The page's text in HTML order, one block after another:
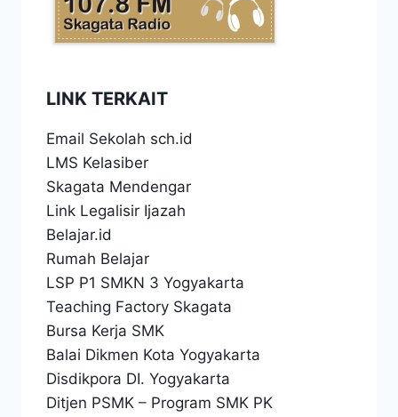
LINK TERKAIT
Email Sekolah sch.id
LMS Kelasiber
Skagata Mendengar
Link Legalisir Ijazah
Belajar.id
Rumah Belajar
LSP P1 SMKN 3 Yogyakarta
Teaching Factory Skagata
Bursa Kerja SMK
Balai Dikmen Kota Yogyakarta
Disdikpora DI. Yogyakarta
Ditjen PSMK – Program SMK PK